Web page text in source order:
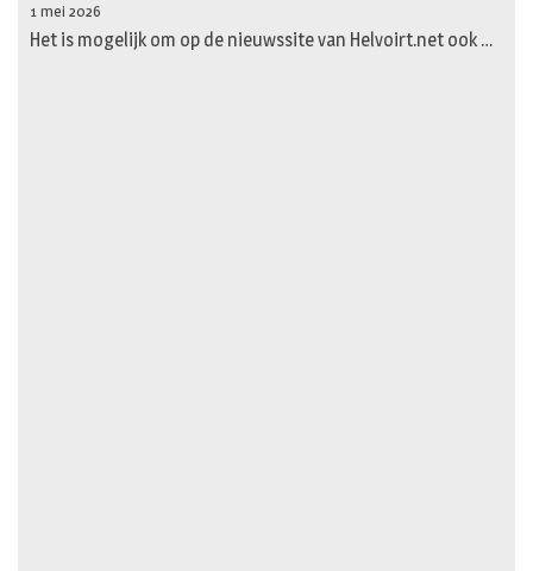
1 mei 2026
Het is mogelijk om op de nieuwssite van Helvoirt.net ook …